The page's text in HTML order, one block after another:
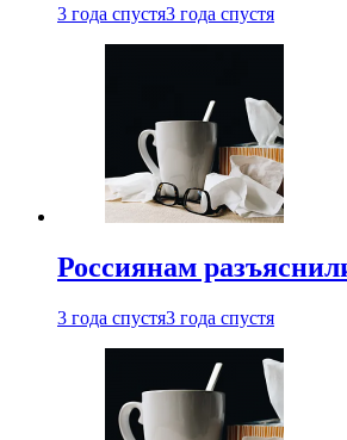
3 года спустя3 года спустя
Россиянам
3 года спустя3 года спустя